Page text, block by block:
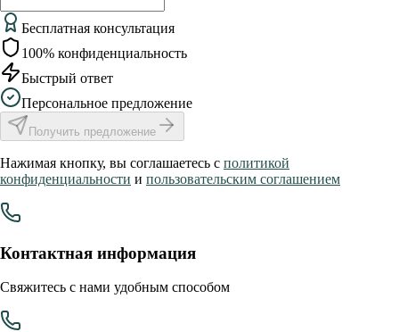
Бесплатная консультация
100% конфиденциальность
Быстрый ответ
Персональное предложение
Получить предложение
Нажимая кнопку, вы соглашаетесь с политикой
конфиденциальности и пользовательским соглашением
Контактная информация
Свяжитесь с нами удобным способом